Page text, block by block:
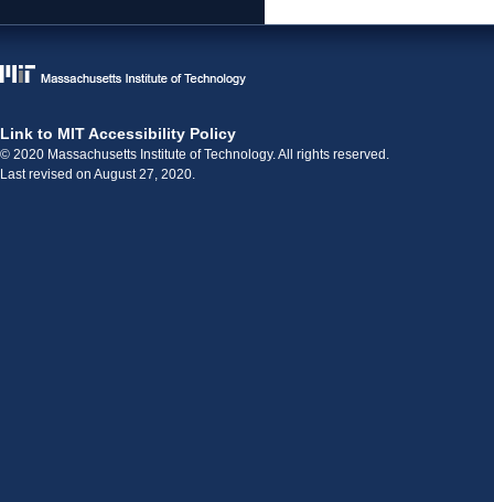
Link to MIT Accessibility Policy
© 2020 Massachusetts Institute of Technology. All rights reserved.
Last revised on August 27, 2020.